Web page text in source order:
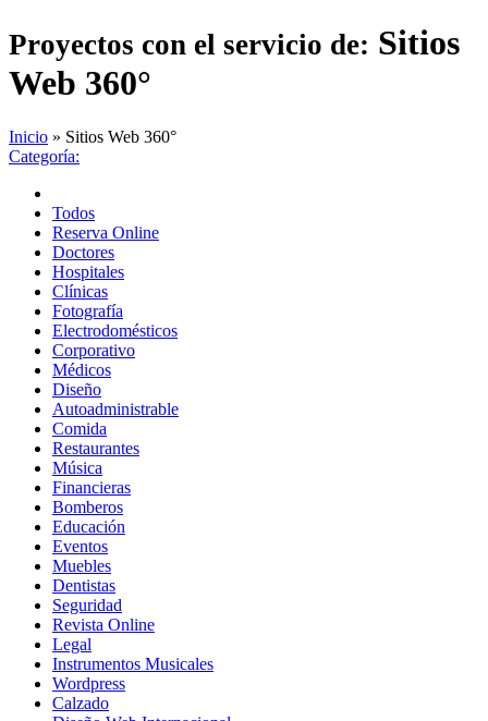
Proyectos con el servicio de: Sitios
Web 360°
Inicio » Sitios Web 360°
Categoría:
Todos
Reserva Online
Doctores
Hospitales
Clínicas
Fotografía
Electrodomésticos
Corporativo
Médicos
Diseño
Autoadministrable
Comida
Restaurantes
Música
Financieras
Bomberos
Educación
Eventos
Muebles
Dentistas
Seguridad
Revista Online
Legal
Instrumentos Musicales
Wordpress
Calzado